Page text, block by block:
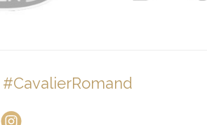
#CavalierRomand